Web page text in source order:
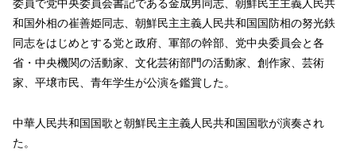
委員で党中央委員会書記である金成男同志、朝鮮民主主義人民共
和国外相の崔善姫同志、朝鮮民主主義人民共和国国防相の努光鉄
同志をはじめとする党と政府、軍部の幹部、党中央委員会と各
省・中央機関の活動家、文化芸術部門の活動家、創作家、芸術
家、平壌市民、青年学生が公演を鑑賞した。
中華人民共和国国歌と朝鮮民主主義人民共和国国歌が演奏され
た。